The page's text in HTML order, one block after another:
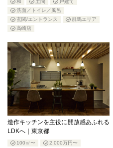
和
土間
戸建て
洗面／トイレ／風呂
玄関/エントランス
群馬エリア
高崎店
造作キッチンを主役に開放感あふれる
LDKへ｜東京都
100㎡〜
2,000万円〜